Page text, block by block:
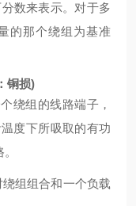
数来表示。对于多
的那个绕组为基准
铜损)
绕组的线路端子，
度下所吸取的有功
组组合和一个负载